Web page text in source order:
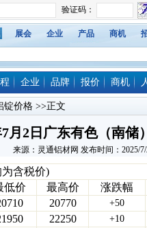
展会 企业 产品 商机
企业 品牌 报价 商机
锭价格 >>正文
7月2日广东有色（南储
来源：灵通铝材网 发布时间：2025/7/
含税价)
低价 最高价 涨跌幅
20770 +50
22250 +10